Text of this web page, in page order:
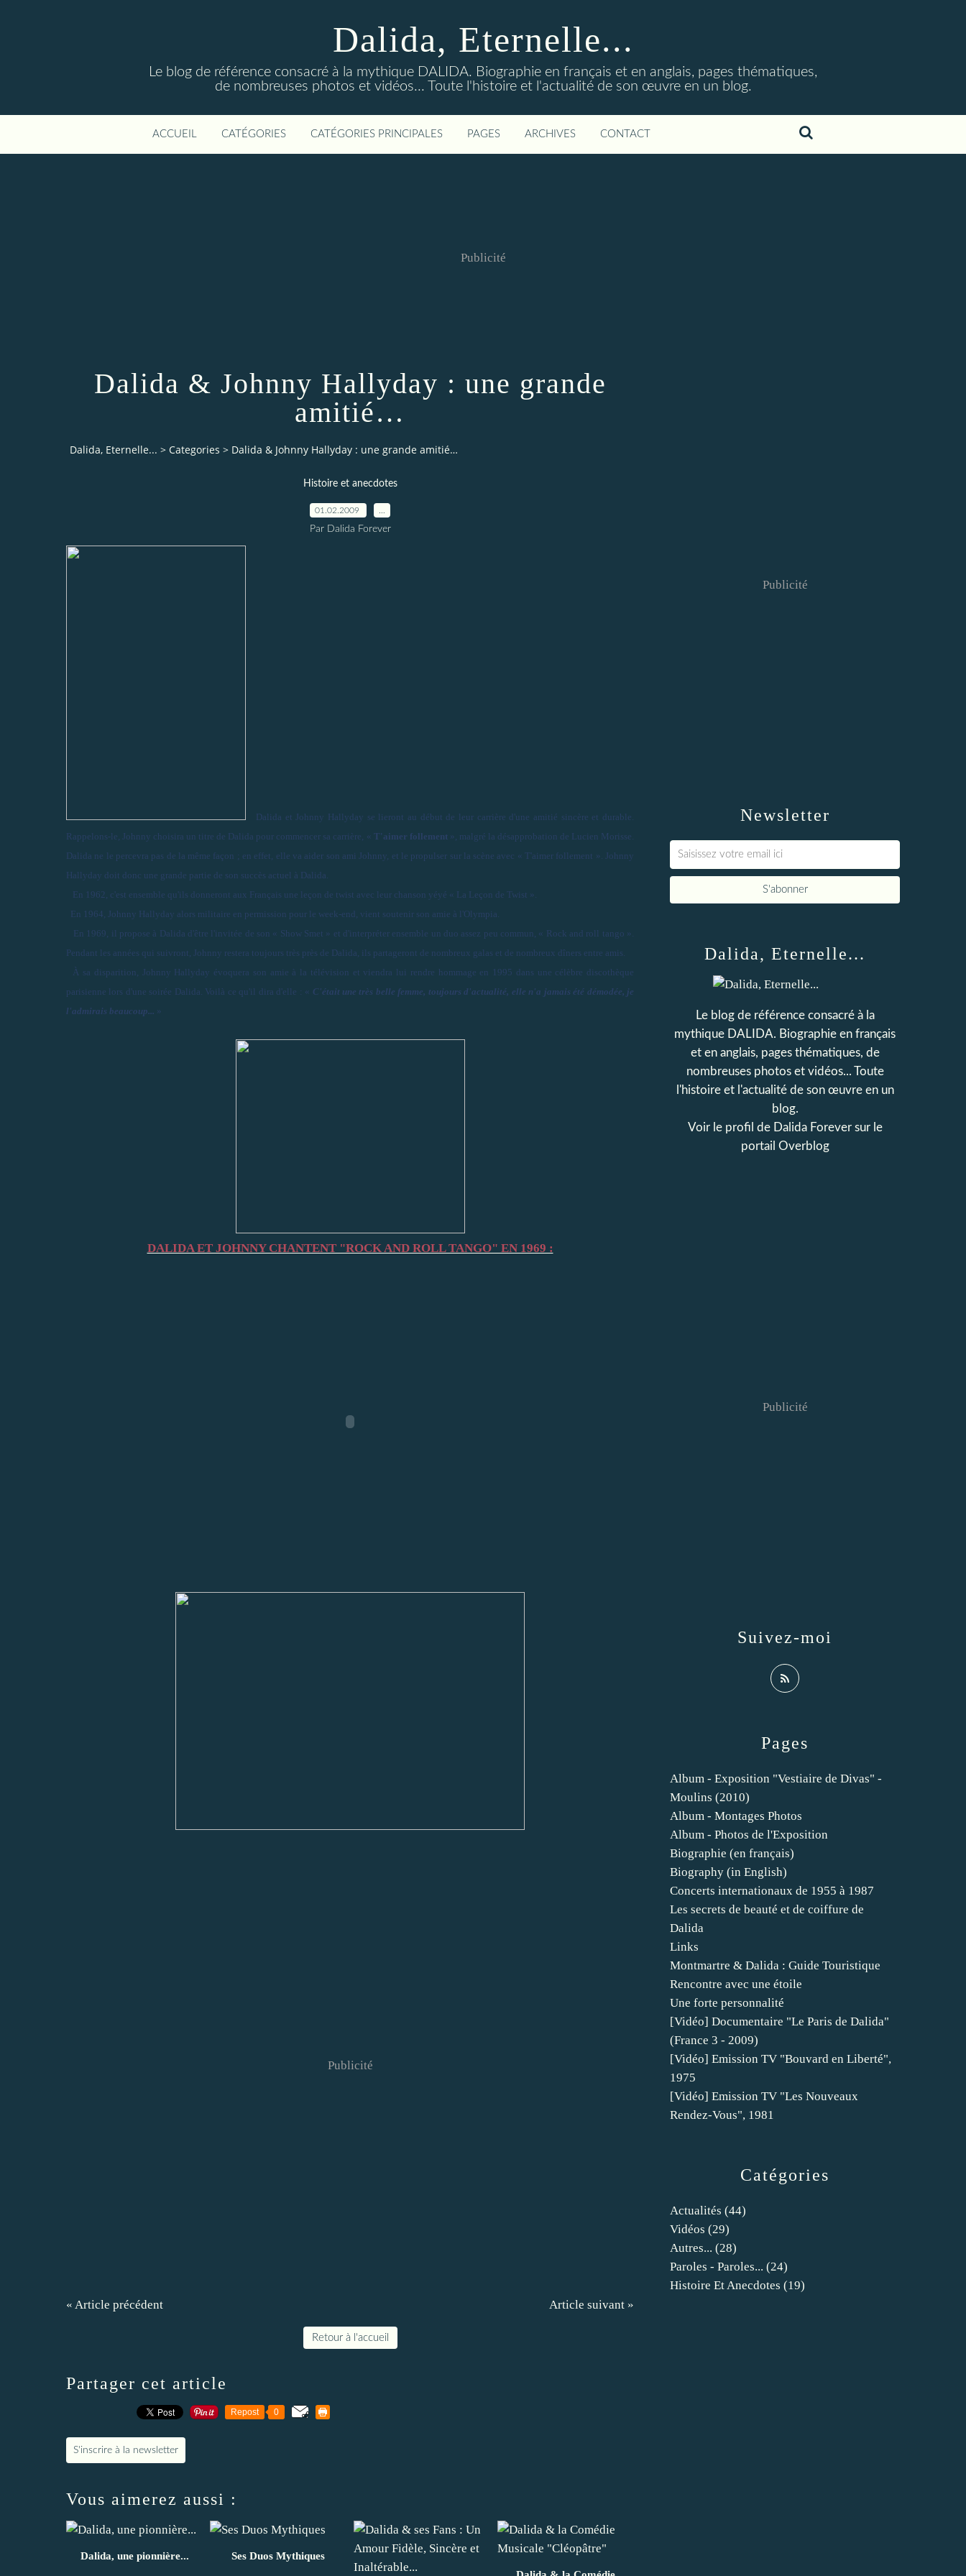
Dalida, Eternelle...
Le blog de référence consacré à la mythique DALIDA. Biographie en français et en anglais, pages thématiques,
de nombreuses photos et vidéos... Toute l'histoire et l'actualité de son œuvre en un blog.
ACCUEIL CATÉGORIES CATÉGORIES PRINCIPALES PAGES ARCHIVES CONTACT
Publicité
Dalida & Johnny Hallyday : une grande
amitié…
Dalida, Eternelle... > Categories > Dalida & Johnny Hallyday : une grande amitié…
Histoire et anecdotes
01.02.2009
Par Dalida Forever
Dalida et Johnny Hallyday se lieront au début de leur carrière d'une amitié sincère et durable.
Rappelons-le, Johnny choisira un titre de Dalida pour commencer sa carrière, « T'aimer follement », malgré la désapprobation de Lucien Morisse.
Dalida ne le percevra pas de la même façon ; en effet, elle va aider son ami Johnny, et le propulser sur la scène avec « T'aimer follement ». Johnny
Hallyday doit donc une grande partie de son succès actuel à Dalida.
En 1962, c'est ensemble qu'ils donneront aux Français une leçon de twist avec leur chanson yéyé « La Leçon de Twist ».
En 1964, Johnny Hallyday alors militaire en permission pour le week-end, vient soutenir son amie à l'Olympia.
En 1969, il propose à Dalida d'être l'invitée de son « Show Smet » et d'interpréter ensemble un duo assez peu commun, « Rock and roll tango ».
Pendant les années qui suivront, Johnny restera toujours très près de Dalida, ils partageront de nombreux galas et de nombreux dîners entre amis.
À sa disparition, Johnny Hallyday évoquera son amie à la télévision et viendra lui rendre hommage en 1995 dans une célèbre discothèque
parisienne lors d'une soirée Dalida. Voilà ce qu'il dira d'elle : « C'était une très belle femme, toujours d'actualité, elle n'a jamais été démodée, je
l'admirais beaucoup... »
DALIDA ET JOHNNY CHANTENT "ROCK AND ROLL TANGO" EN 1969 :
Publicité
« Article précédent Article suivant »
Retour à l'accueil
Partager cet article
Repost 0
S'inscrire à la newsletter
Vous aimerez aussi :
Dalida, une pionnière...
Ses Duos Mythiques
Newsletter
Publicité
Catégories
Actualités (44)
Vidéos (29)
Autres... (28)
Paroles - Paroles... (24)
Histoire Et Anecdotes (19)
Pages
Album - Exposition "Vestiaire de Divas" -
Moulins (2010)
Album - Montages Photos
Album - Photos de l'Exposition
Biographie (en français)
Biography (in English)
Concerts internationaux de 1955 à 1987
Les secrets de beauté et de coiffure de
Dalida
Links
Montmartre & Dalida : Guide Touristique
Rencontre avec une étoile
Une forte personnalité
[Vidéo] Documentaire "Le Paris de Dalida"
(France 3 - 2009)
[Vidéo] Emission TV "Bouvard en Liberté",
1975
[Vidéo] Emission TV "Les Nouveaux
Rendez-Vous", 1981
Dalida, Eternelle...
Le blog de référence consacré à la
mythique DALIDA. Biographie en français
et en anglais, pages thématiques, de
nombreuses photos et vidéos... Toute
l'histoire et l'actualité de son œuvre en un
blog.
Voir le profil de Dalida Foreversur le
portail Overblog
Suivez-moi
Publicité